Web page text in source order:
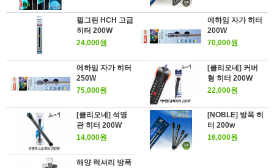
필그린 HCH 고급
히터 200W
24,000원
에하임 자가 히터
200W
70,000원
에하임 자가 히터
250W
75,000원
[클리오네] 커버
형 히터 200W
22,000원
[클리오네] 석영
관 히터 200W
14,000원
[NOBLE] 방폭 히
터 200w
16,000원
해양 럭셔리 방폭